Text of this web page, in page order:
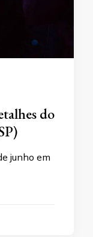
do
junho em